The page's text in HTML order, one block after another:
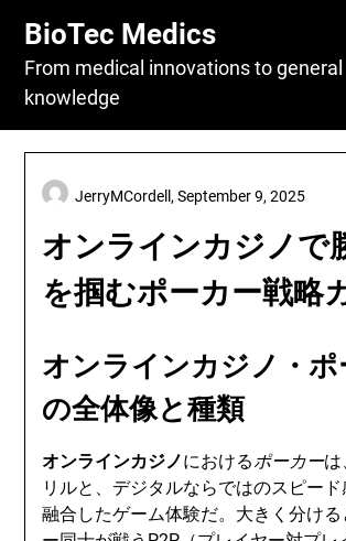
content
BioTec Medics
From medical innovations to general
knowledge
オンラインカジノで
を掴むポーカー戦略
JerryMCordell,September 9, 2025
オンラインカジノ・ポ
の全体像と種類
オンラインカジノにおけるポーカーは
リルと、デジタルならではのスピー
融合したゲーム体験だ。大きく分け